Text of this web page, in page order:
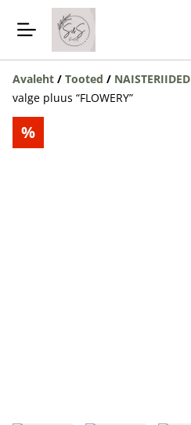
Avaleht / Tooted / NAISTERIIDED
valge pluus “FLOWERY”
%